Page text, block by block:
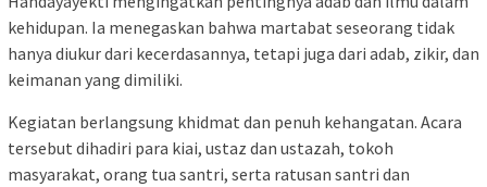
kehidupan. Ia menegaskan bahwa martabat seseorang tidak
hanya diukur dari kecerdasannya, tetapi juga dari adab, zikir, dan
keimanan yang dimiliki.
Kegiatan berlangsung khidmat dan penuh kehangatan. Acara
tersebut dihadiri para kiai, ustaz dan ustazah, tokoh
masyarakat, orang tua santri, serta ratusan santri dan